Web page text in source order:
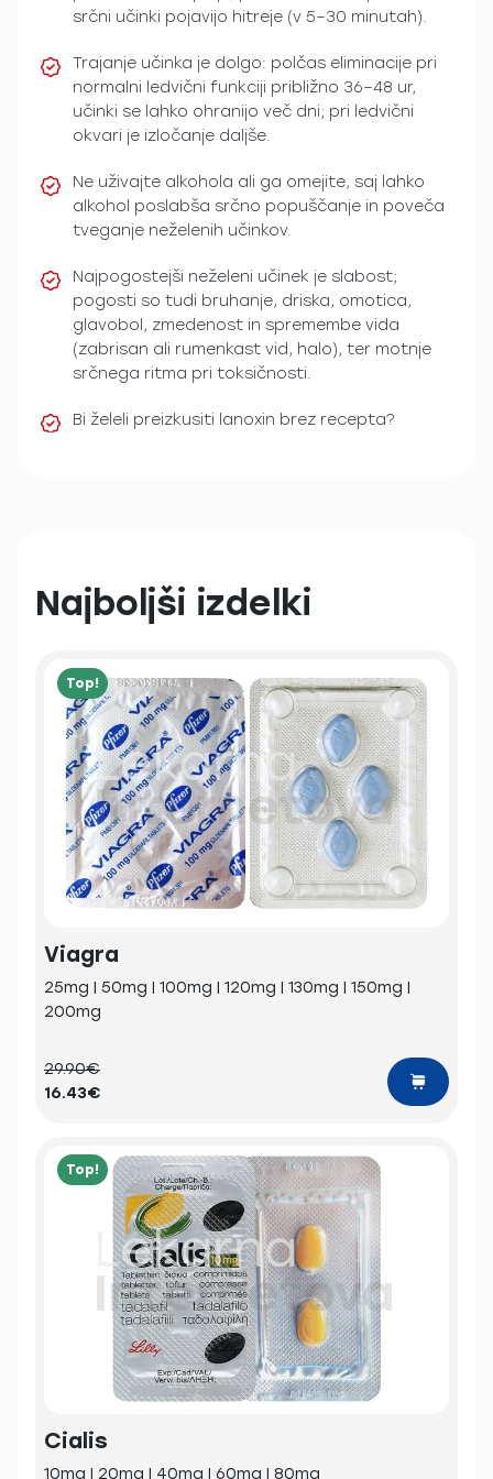
srčni učinki pojavijo hitreje (v 5–30 minutah).
Trajanje učinka je dolgo: polčas eliminacije pri
normalni ledvični funkciji približno 36–48 ur,
učinki se lahko ohranijo več dni; pri ledvični
okvari je izločanje daljše.
Ne uživajte alkohola ali ga omejite, saj lahko
alkohol poslabša srčno popuščanje in poveča
tveganje neželenih učinkov.
Najpogostejši neželeni učinek je slabost;
pogosti so tudi bruhanje, driska, omotica,
glavobol, zmedenost in spremembe vida
(zabrisan ali rumenkast vid, halo), ter motnje
srčnega ritma pri toksičnosti.
Bi želeli preizkusiti lanoxin brez recepta?
Najboljši izdelki
Top!
Viagra
25mg | 50mg | 100mg | 120mg | 130mg | 150mg |
200mg
29.90€
16.43€
Top!
Cialis
10mg | 20mg | 40mg | 60mg | 80mg